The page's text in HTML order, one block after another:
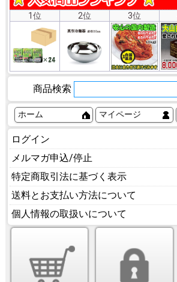
1位 2位 3位
商品検索
ホーム マイページ
ログイン
メルマガ申込/停止
特定商取引法に基づく表示
送料とお支払い方法について
個人情報の取扱いについて